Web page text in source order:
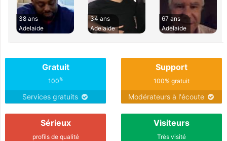
38 ans
Adelaide
34 ans
Adelaide
67 ans
Adelaide
Gratuit
100%
Services gratuits
Support
100% gratuit
Modérateurs à l'écoute
Sérieux
profils de qualité
Visiteurs
Très visité